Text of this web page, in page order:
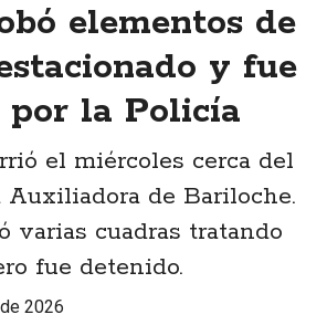
elementos de
y fue
por la Policía
el miércoles cerca del
Auxiliadora de Bariloche.
varias cuadras tratando
fue detenido.
2026